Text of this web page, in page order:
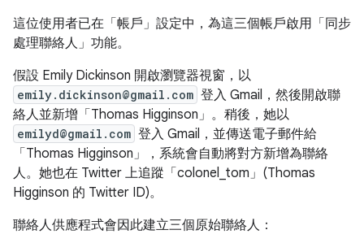
這位使用者已在「帳戶」 設定中，為這三個帳戶啟用「同步
處理聯絡人」 功能。
假設 Emily Dickinson 開啟瀏覽器視窗，以
emily.dickinson@gmail.com 登入 Gmail，然後開啟聯
絡人並新增「Thomas Higginson」。稍後，她以
emilyd@gmail.com 登入 Gmail，並傳送電子郵件給
「Thomas Higginson」，系統會自動將對方新增為聯絡
人。她也在 Twitter 上追蹤「colonel_tom」(Thomas
Higginson 的 Twitter ID)。
聯絡人供應程式會因此建立三個原始聯絡人：